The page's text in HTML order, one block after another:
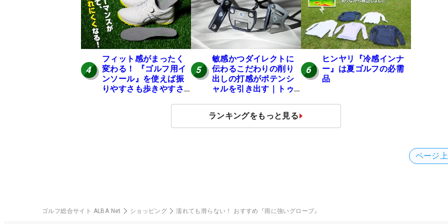
4
フィット感がまったく
変わる！ 『ゴルフ用イ
ンソール』を使えば振
りやすさも歩きやすさ
5
敏感かつダイレクトに
伝わるこだわりの削り
出しの打感がポテンシ
ャルを引き出す｜トゥ
6
ヒンヤリ『冷感インナ
ー』は夏ゴルフの必需
品
ランキングをもっと見る
ページ
ゴルフ総合サイト ALBA Net ショッピング 濡れても滑らない！ おすすめ『雨に強いグローブ』